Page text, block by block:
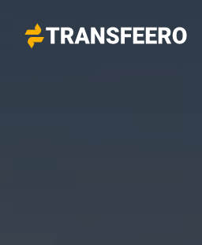
Transfeero